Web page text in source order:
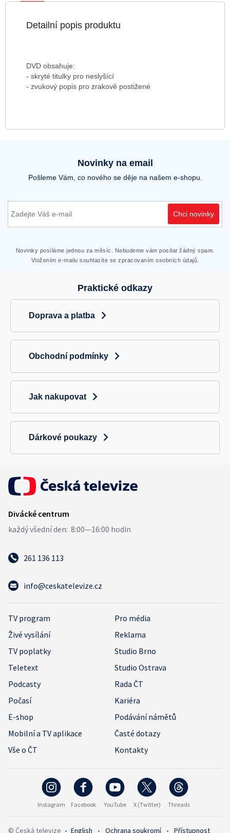
Detailní popis produktu
DVD obsahuje:
- skryté titulky pro neslyšící
- zvukový popis pro zrakově postižené
Novinky na email
Pošleme Vám, co nového se děje na našem e-shopu.
Chci novinky
Novinky posíláme jednou za měsíc. Nebudeme vám posílat žádný spam.
Vložením e-mailu souhlasíte se zpracovaním osobních údajů.
Praktické odkazy
Doprava a platba
Obchodní podmínky
Jak nakupovat
Dárkové poukazy
261 136 113
info@ceskatelevize.cz
TV program
Pro média
Živé vysílání
Reklama
TV poplatky
Studio Brno
Teletext
Studio Ostrava
Podcasty
Rada ČT
Počasí
Kariéra
E-shop
Podávání námětů
Mobilní a TV aplikace
Časté dotazy
Vše o ČT
Kontakty
Instagram Facebook YouTube X (Twitter) Threads
© Česká televize • English • Ochrana soukromí • Přístupnost